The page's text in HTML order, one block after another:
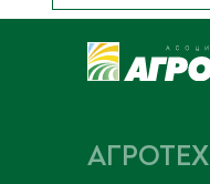
АГРОТЕХ